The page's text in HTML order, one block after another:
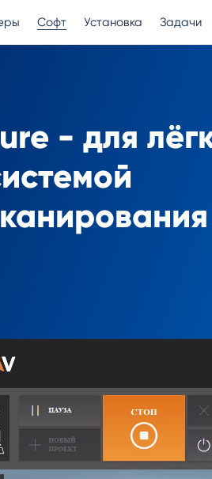
Софт Установка Задачи
- для